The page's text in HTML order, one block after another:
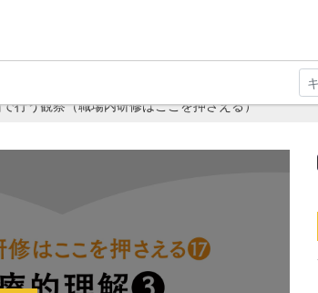
行う観察（職場内研修はここを押さえる）